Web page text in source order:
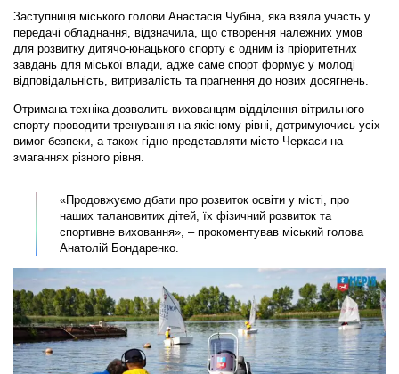
Заступниця міського голови Анастасія Чубіна, яка взяла участь у
передачі обладнання, відзначила, що створення належних умов
для розвитку дитячо-юнацького спорту є одним із пріоритетних
завдань для міської влади, адже саме спорт формує у молоді
відповідальність, витривалість та прагнення до нових досягнень.
Отримана техніка дозволить вихованцям відділення вітрильного
спорту проводити тренування на якісному рівні, дотримуючись усіх
вимог безпеки, а також гідно представляти місто Черкаси на
змаганнях різного рівня.
«Продовжуємо дбати про розвиток освіти у місті, про
наших талановитих дітей, їх фізичний розвиток та
спортивне виховання», – прокоментував міський голова
Анатолій Бондаренко.